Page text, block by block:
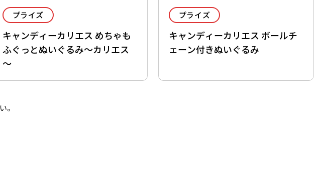
プライズ
キャンディーカリエス めちゃも
ふぐっとぬいぐるみ～カリエス
～
プライズ
キャンディーカリエス ボールチ
ェーン付きぬいぐるみ
。